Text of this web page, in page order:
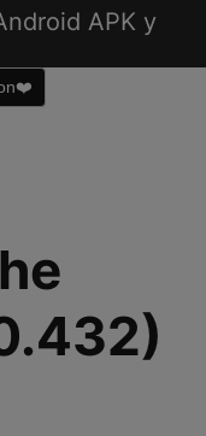
APK y